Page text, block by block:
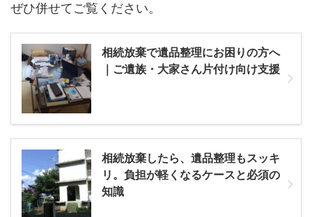
ぜひ併せてご覧ください。
相続放棄で遺品整理にお困りの方へ
｜ご遺族・大家さん片付け向け支援
相続放棄したら、遺品整理もスッキ
リ。負担が軽くなるケースと必須の
知識